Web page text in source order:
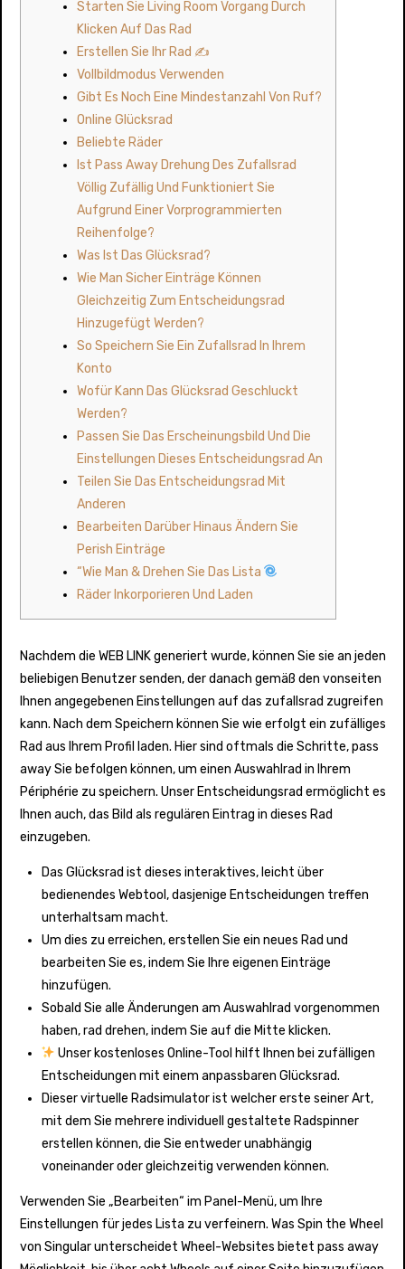
Starten Sie Living Room Vorgang Durch
Klicken Auf Das Rad
Erstellen Sie Ihr Rad ✍️
Vollbildmodus Verwenden
Gibt Es Noch Eine Mindestanzahl Von Ruf?
Online Glücksrad
Beliebte Räder
Ist Pass Away Drehung Des Zufallsrad
Völlig Zufällig Und Funktioniert Sie
Aufgrund Einer Vorprogrammierten
Reihenfolge?
Was Ist Das Glücksrad?
Wie Man Sicher Einträge Können
Gleichzeitig Zum Entscheidungsrad
Hinzugefügt Werden?
So Speichern Sie Ein Zufallsrad In Ihrem
Konto
Wofür Kann Das Glücksrad Geschluckt
Werden?
Passen Sie Das Erscheinungsbild Und Die
Einstellungen Dieses Entscheidungsrad An
Teilen Sie Das Entscheidungsrad Mit
Anderen
Bearbeiten Darüber Hinaus Ändern Sie
Perish Einträge
“Wie Man & Drehen Sie Das Lista
Räder Inkorporieren Und Laden
Nachdem die WEB LINK generiert wurde, können Sie sie an jeden
beliebigen Benutzer senden, der danach gemäß den vonseiten
Ihnen angegebenen Einstellungen auf das zufallsrad zugreifen
kann. Nach dem Speichern können Sie wie erfolgt ein zufälliges
Rad aus Ihrem Profil laden. Hier sind oftmals die Schritte, pass
away Sie befolgen können, um einen Auswahlrad in Ihrem
Périphérie zu speichern. Unser Entscheidungsrad ermöglicht es
Ihnen auch, das Bild als regulären Eintrag in dieses Rad
einzugeben.
Das Glücksrad ist dieses interaktives, leicht über
bedienendes Webtool, dasjenige Entscheidungen treffen
unterhaltsam macht.
Um dies zu erreichen, erstellen Sie ein neues Rad und
bearbeiten Sie es, indem Sie Ihre eigenen Einträge
hinzufügen.
Sobald Sie alle Änderungen am Auswahlrad vorgenommen
haben, rad drehen, indem Sie auf die Mitte klicken.
Unser kostenloses Online-Tool hilft Ihnen bei zufälligen
Entscheidungen mit einem anpassbaren Glücksrad.
Dieser virtuelle Radsimulator ist welcher erste seiner Art,
mit dem Sie mehrere individuell gestaltete Radspinner
erstellen können, die Sie entweder unabhängig
voneinander oder gleichzeitig verwenden können.
Verwenden Sie „Bearbeiten“ im Panel-Menü, um Ihre
Einstellungen für jedes Lista zu verfeinern. Was Spin the Wheel
von Singular unterscheidet Wheel-Websites bietet pass away